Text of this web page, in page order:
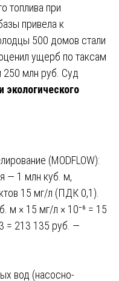
топлива при
привела к
500 домов стали
ущерб по таксам
250 млн руб. Суд
экологического
(MODFLOW):
— 1 млн куб. м,
15 мг/л (ПДК 0,1).
м × 15 мг/л × 10⁻⁶ = 15
= 213 135 руб. —
вод (насосно-